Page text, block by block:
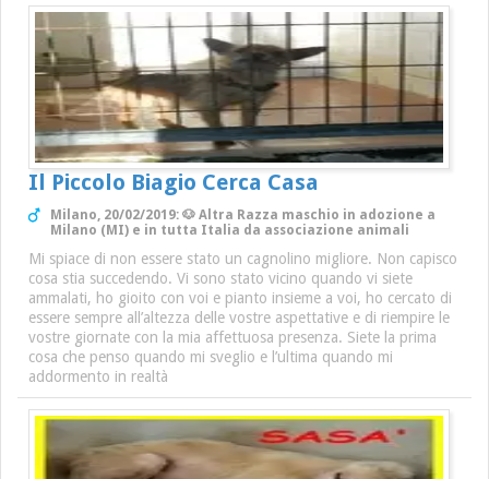
Il Piccolo Biagio Cerca Casa
Milano, 20/02/2019: 🐶 Altra Razza maschio in adozione a
Milano (MI) e in tutta Italia da associazione animali
Mi spiace di non essere stato un cagnolino migliore. Non capisco
cosa stia succedendo. Vi sono stato vicino quando vi siete
ammalati, ho gioito con voi e pianto insieme a voi, ho cercato di
essere sempre all’altezza delle vostre aspettative e di riempire le
vostre giornate con la mia affettuosa presenza. Siete la prima
cosa che penso quando mi sveglio e l’ultima quando mi
addormento in realtà